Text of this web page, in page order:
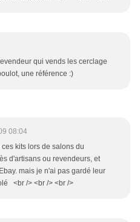
qui vends les cerclage
une référence :)
08:04
kits lors de salons du
d'artisans ou revendeurs, et
mais je n'ai pas gardé leur
<br /> <br /> <br />